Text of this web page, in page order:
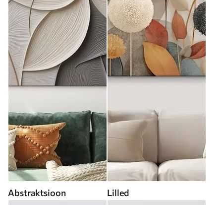
Abstraktsioon Lilled